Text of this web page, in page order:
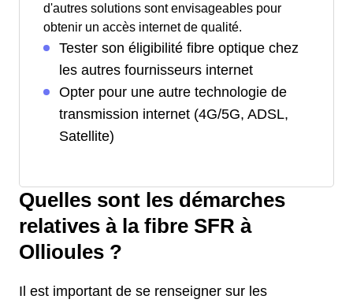
d'autres solutions sont envisageables pour
obtenir un accès internet de qualité.
Tester son éligibilité fibre optique chez
les autres fournisseurs internet
Opter pour une autre technologie de
transmission internet (4G/5G, ADSL,
Satellite)
Quelles sont les démarches
relatives à la fibre SFR à
Ollioules ?
Il est important de se renseigner sur les